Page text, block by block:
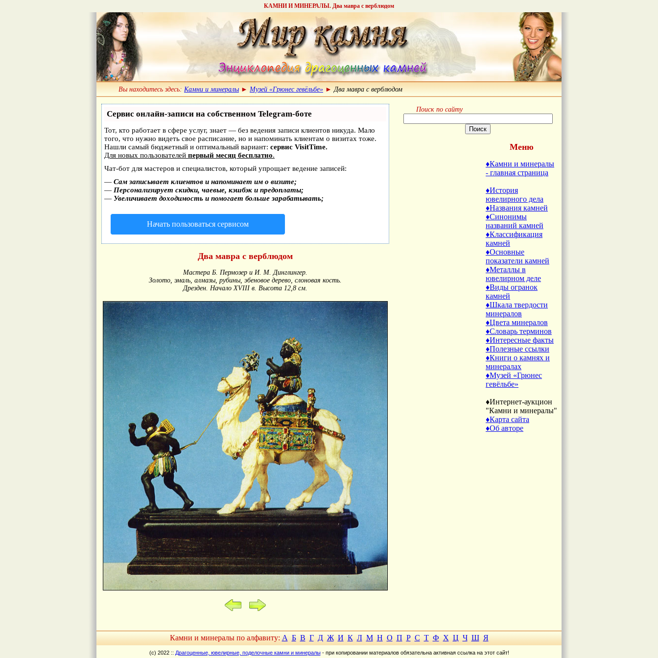
КАМНИ И МИНЕРАЛЫ. Два мавра с верблюдом
Вы находитесь здесь: Камни и минералы ► Музей «Грюнес гевёльбе» ► Два мавра с верблюдом
Сервис онлайн-записи на собственном Telegram-боте
Тот, кто работает в сфере услуг, знает — без ведения записи клиентов никуда. Мало
того, что нужно видеть свое расписание, но и напоминать клиентам о визитах тоже.
Нашли самый бюджетный и оптимальный вариант: сервис VisitTime.
Для новых пользователей первый месяц бесплатно.
Чат-бот для мастеров и специалистов, который упрощает ведение записей:
— Сам записывает клиентов и напоминает им о визите;
— Персонализирует скидки, чаевые, кэшбэк и предоплаты;
— Увеличивает доходимость и помогает больше зарабатывать;
Начать пользоваться сервисом
Два мавра с верблюдом
Мастера Б. Пермозер и И. М. Динглингер.
Золото, эмаль, алмазы, рубины, эбеновое дерево, слоновая кость.
Дрезден. Начало XVIII в. Высота 12,8 см.
Поиск по сайту
Меню
♦Камни и минералы
- главная страница
♦История
ювелирного дела
♦Названия камней
♦Синонимы
названий камней
♦Классификация
камней
♦Основные
показатели камней
♦Металлы в
ювелирном деле
♦Виды огранок
камней
♦Шкала твердости
минералов
♦Цвета минералов
♦Словарь терминов
♦Интересные факты
♦Полезные ссылки
♦Книги о камнях и
минералах
♦Музей «Грюнес
гевёльбе»
♦Интернет-аукцион
"Камни и минералы"
♦Карта сайта
♦Об авторе
Камни и минералы по алфавиту: А Б В Г Д Ж И К Л М Н О П Р С Т Ф Х Ц Ч Ш Я
(c) 2022 :: Драгоценные, ювелирные, поделочные камни и минералы- при копировании материалов обязательна активная ссылка на этот сайт!